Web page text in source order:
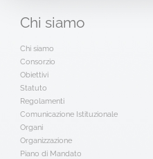
Chi siamo
Chi siamo
Consorzio
Obiettivi
Statuto
Regolamenti
Comunicazione Istituzionale
Organi
Organizzazione
Piano di Mandato